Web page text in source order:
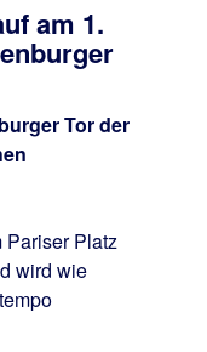
am 1.
Tor der
Pariser Platz
wird wie